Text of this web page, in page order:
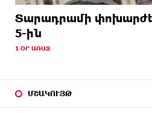
Տարադրամի
5-ին
1 ՕՐ ԱՌԱՋ
ՄՇԱԿՈՒՅԹ